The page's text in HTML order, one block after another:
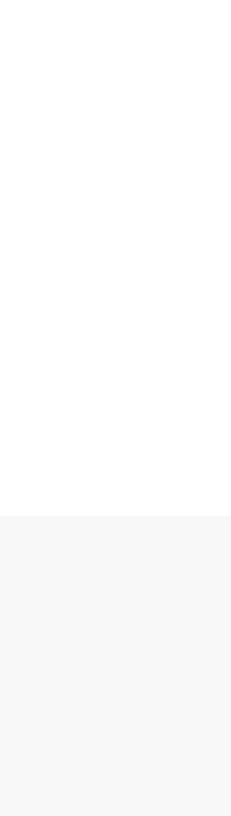
və pərakəndə satış kimi sahələri əhatə edir.